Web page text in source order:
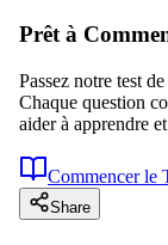
Prêt à
Passez notre test
Chaque question
aider à apprendre
Commencer le
Share